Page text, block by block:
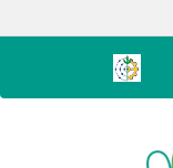
navigation